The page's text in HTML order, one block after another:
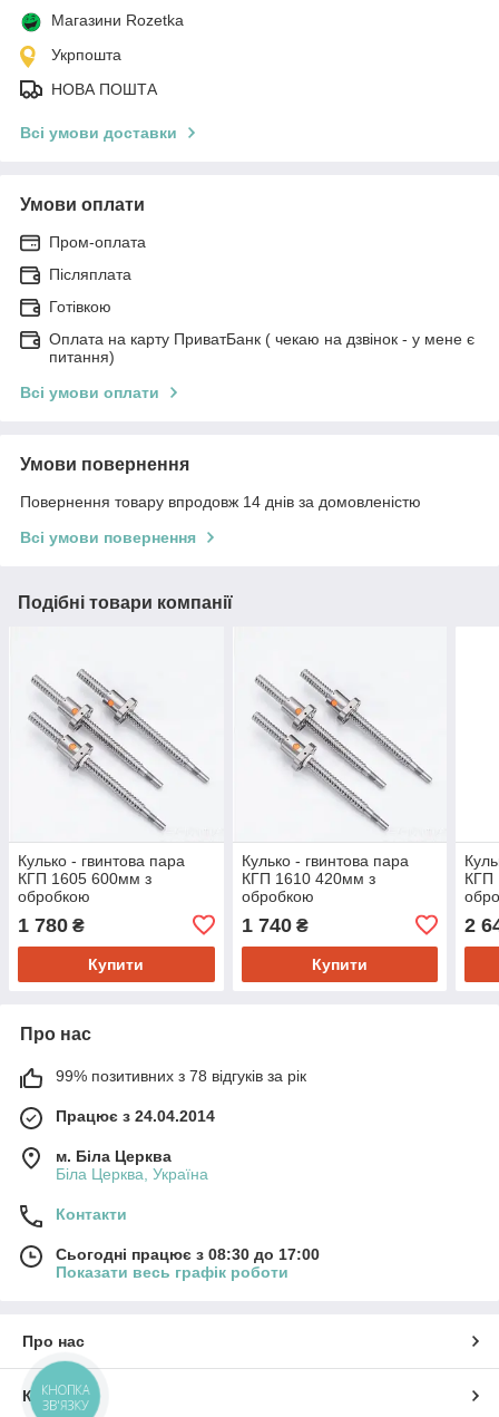
Магазини Rozetka
Укрпошта
НОВА ПОШТА
Всі умови доставки
Умови оплати
Пром-оплата
Післяплата
Готівкою
Оплата на карту ПриватБанк ( чекаю на дзвінок - у мене є
питання)
Всі умови оплати
Умови повернення
Повернення товару впродовж 14 днів за домовленістю
Всі умови повернення
Подібні товари компанії
Кулько - гвинтова пара
КГП 1605 600мм з
обробкою
1 780 ₴
Купити
Кулько - гвинтова пара
КГП 1610 420мм з
обробкою
1 740₴
Купити
КГП
2
Про нас
99% позитивних з 78 відгуків за рік
Працює з 24.04.2014
м. Біла Церква
Біла Церква, Україна
Контакти
Сьогодні працює з 08:30 до 17:00
Показати весь графік роботи
Про нас
Контакти
КНОПКА
ЗВ'ЯЗКУ